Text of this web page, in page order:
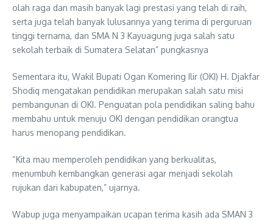
olah raga dan masih banyak lagi prestasi yang telah di raih,
serta juga telah banyak lulusannya yang terima di perguruan
tinggi ternama, dan SMA N 3 Kayuagung juga salah satu
sekolah terbaik di Sumatera Selatan” pungkasnya
Sementara itu, Wakil Bupati Ogan Komering Ilir (OKI) H. Djakfar
Shodiq mengatakan pendidikan merupakan salah satu misi
pembangunan di OKI. Penguatan pola pendidikan saling bahu
membahu untuk menuju OKI dengan pendidikan orangtua
harus menopang pendidikan.
“Kita mau memperoleh pendidikan yang berkualitas,
menumbuh kembangkan generasi agar menjadi sekolah
rujukan dari kabupaten,” ujarnya.
Wabup juga menyampaikan ucapan terima kasih ada SMAN 3